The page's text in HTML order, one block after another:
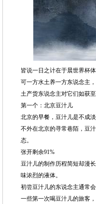
皆说一日之计在于晨世界杯
可一方水土养一方东说念主
土产货东说念主对它们如获
第一个：北京豆汁儿
北京的早餐，豆汁儿是不成
不外在北京的寻常巷陌，豆
态。
张开剩余91%
豆汁儿的制作历程简短却漫
味浓烈的液体。
初尝豆汁儿的东说念主通常
一些第一次喝豆汁儿的旅客